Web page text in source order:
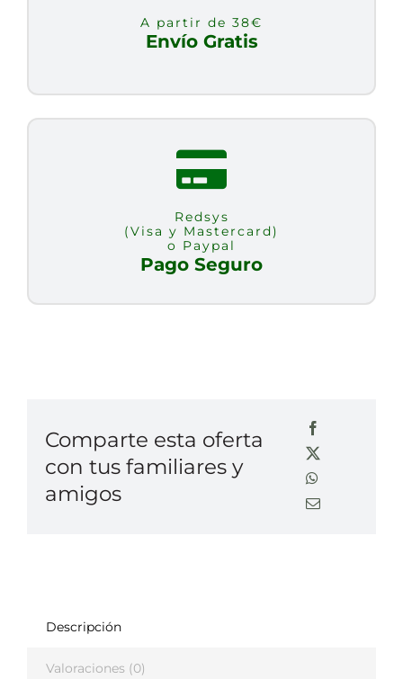
A partir de 38€
Envío Gratis
Redsys
(Visa y Mastercard)
o Paypal
Pago Seguro
Comparte esta oferta
con tus familiares y
amigos
Descripción
Valoraciones (0)